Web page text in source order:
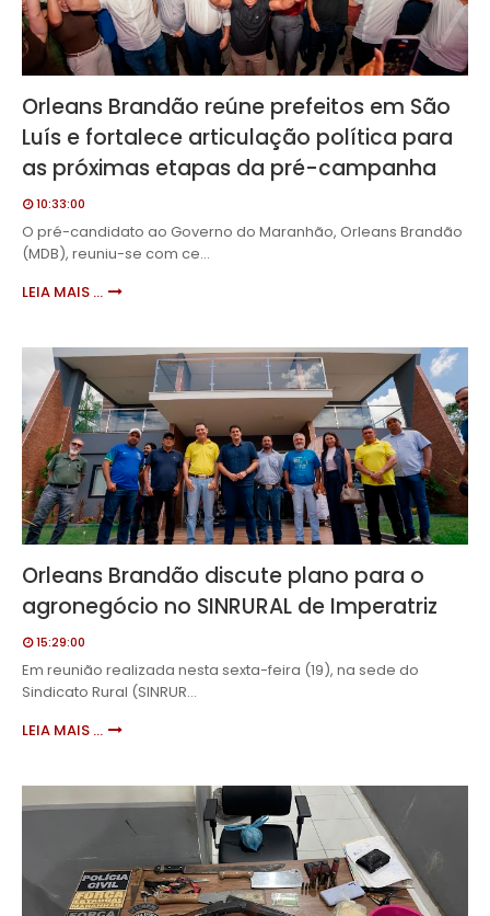
Orleans Brandão reúne prefeitos em São
Luís e fortalece articulação política para
as próximas etapas da pré-campanha
10:33:00
O pré-candidato ao Governo do Maranhão, Orleans Brandão
(MDB), reuniu-se com ce…
LEIA MAIS ...
Orleans Brandão discute plano para o
agronegócio no SINRURAL de Imperatriz
15:29:00
Em reunião realizada nesta sexta-feira (19), na sede do
Sindicato Rural (SINRUR…
LEIA MAIS ...